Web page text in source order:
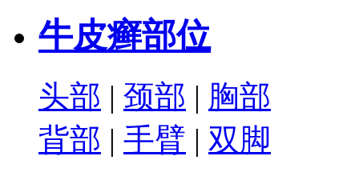
牛皮癣部位
头部 | 颈部 | 胸部
背部 | 手臂 | 双脚